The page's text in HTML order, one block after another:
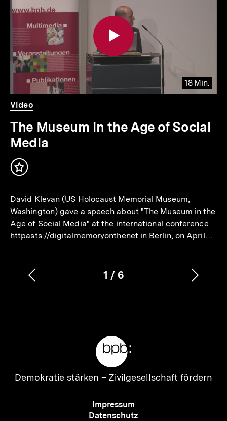
Inhalte
18 Min.
Video
Dauer
18
Min.
Video
The Museum in the Age of Social
Media
Inhalt
David Klevan (US Holocaust Memorial Museum,
Washington) gave a speech about "The Museum in the
Age of Social Media" at the international conference
httpasts://digitalmemoryonthenet in Berlin, on April…
Karussellinhalt
1
von
/ 6
Vorherigen
Zur
Demokratie stärken – Zivilgesellschaft fördern
Meta-
Navigation
Impressum
Datenschutz